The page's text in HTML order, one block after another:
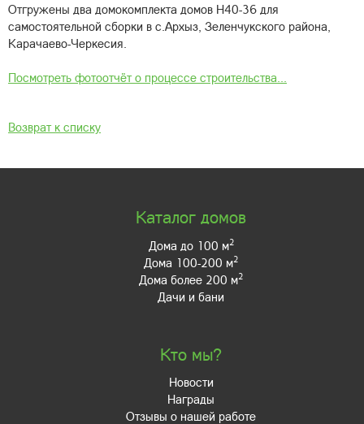
Отгружены два домокомплекта домов Н40-36 для
самостоятельной сборки в с.Архыз, Зеленчукского района,
Карачаево-Черкесия.
Посмотреть фотоотчёт о процессе строительства...
Возврат к списку
Каталог домов
Дома до 100 м2
Дома 100-200 м2
Дома более 200 м2
Дачи и бани
Кто мы?
Новости
Награды
Отзывы о нашей работе